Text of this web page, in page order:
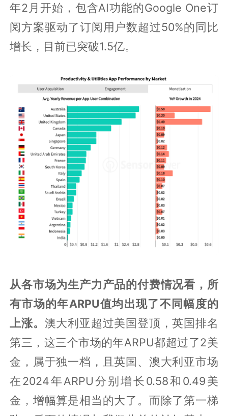
年2月开始，包含AI功能的Google One订
阅方案驱动了订阅用户数超过50%的同比
增长，目前已突破1.5亿。
从各市场为生产力产品的付费情况看，所
有市场的年ARPU值均出现了不同幅度的
上涨。 澳大利亚超过美国登顶，英国排名
第三，这三个市场的年ARPU都超过了2美
金，属于独一档，且英国、澳大利亚市场
在2024年ARPU分别增长0.58和0.49美
金，增幅算是相当的大了。而除了第一梯